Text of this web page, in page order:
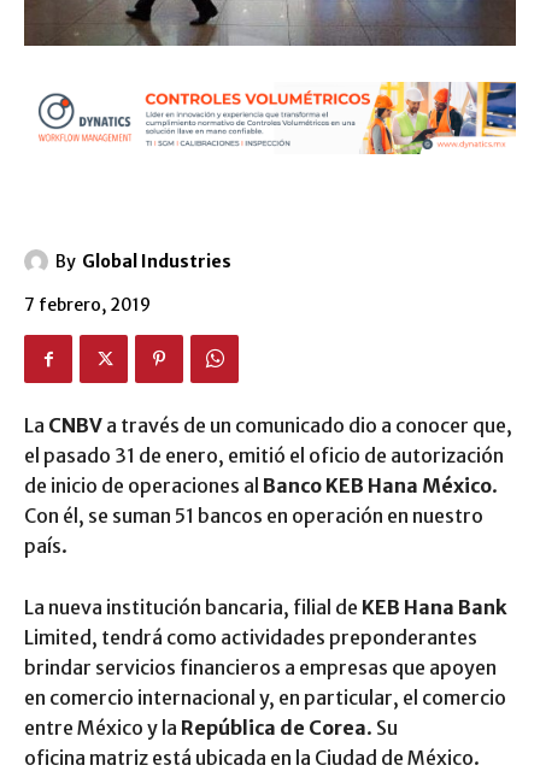
By Global Industries
7 febrero, 2019
La CNBV a través de un comunicado dio a conocer que,
el pasado 31 de enero, emitió el oficio de autorización
de inicio de operaciones al Banco KEB Hana México.
Con él, se suman 51 bancos en operación en nuestro
país.
La nueva institución bancaria, filial de KEB Hana Bank
Limited, tendrá como actividades preponderantes
brindar servicios financieros a empresas que apoyen
en comercio internacional y, en particular, el comercio
entre México y la República de Corea. Su
oficina matriz está ubicada en la Ciudad de México.